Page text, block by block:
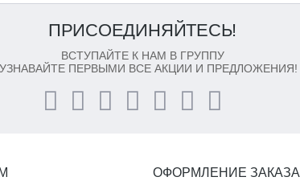
ПРИСОЕДИНЯЙТЕСЬ!
ВСТУПАЙТЕ К НАМ В ГРУППУ
ПЕРВЫМИ ВСЕ АКЦИИ И ПРЕДЛОЖЕНИЯ!
ОФОРМЛЕНИЕ ЗАКАЗА